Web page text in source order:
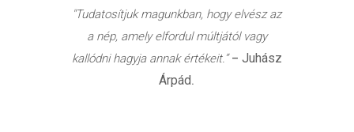
"Tudatosítjuk magunkban, hogy elvész az
a nép, amely elfordul múltjától vagy
kallódni hagyja annak értékeit.”– Juhász
Árpád.